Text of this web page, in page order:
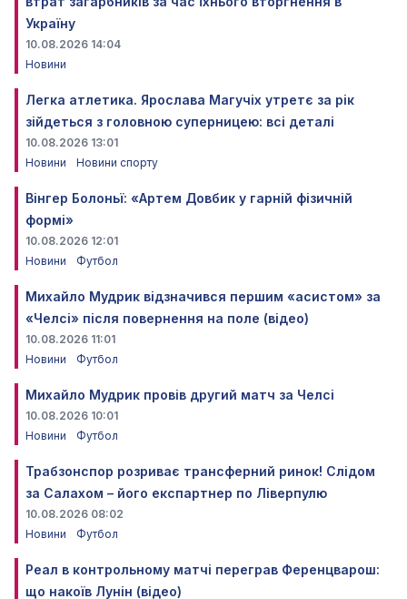
Україну
10.08.2026 14:04
Новини
Легка атлетика. Ярослава Магучіх утретє за рік
зійдеться з головною суперницею: всі деталі
10.08.2026 13:01
Новини
Новини спорту
Вінгер Болоньї: «Артем Довбик у гарній фізичній
формі»
10.08.2026 12:01
Новини
Футбол
Михайло Мудрик відзначився першим «асистом» за
«Челсі» після повернення на поле (відео)
10.08.2026 11:01
Новини
Футбол
Михайло Мудрик провів другий матч за Челсі
10.08.2026 10:01
Новини
Футбол
Трабзонспор розриває трансферний ринок! Слідом
за Салахом – його експартнер по Ліверпулю
10.08.2026 08:02
Новини
Футбол
Реал в контрольному матчі переграв Ференцварош:
що накоїв Лунін (відео)